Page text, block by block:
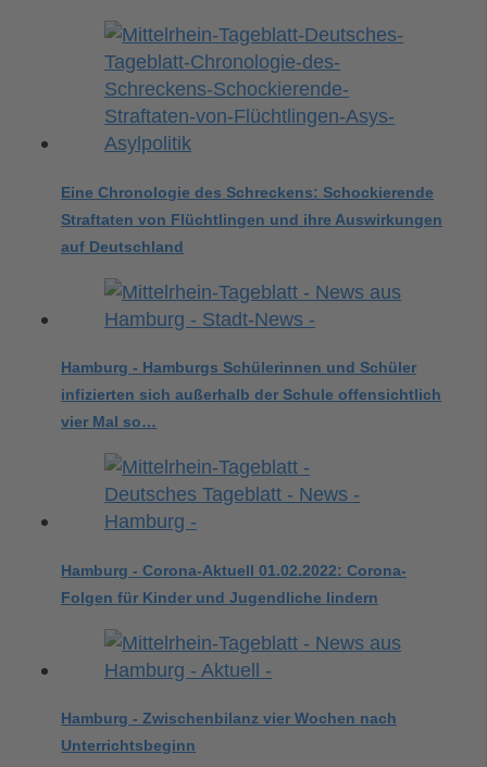
Eine Chronologie des Schreckens: Schockierende
Straftaten von Flüchtlingen und ihre Auswirkungen
auf Deutschland
Hamburg - Hamburgs Schülerinnen und Schüler
infizierten sich außerhalb der Schule offensichtlich
vier Mal so…
Hamburg - Corona-Aktuell 01.02.2022: Corona-
Folgen für Kinder und Jugendliche lindern
Hamburg - Zwischenbilanz vier Wochen nach
Unterrichtsbeginn